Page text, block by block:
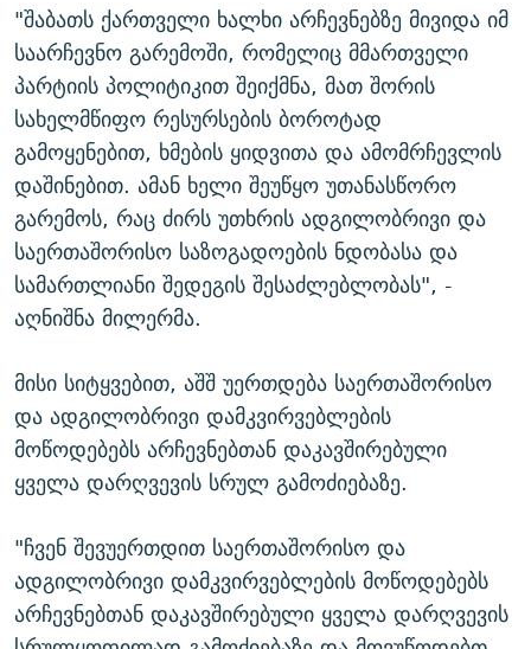
"შაბათს ქართველი ხალხი არჩევნებზე მივიდა იმ
საარჩევნო გარემოში, რომელიც მმართველი
პარტიის პოლიტიკით შეიქმნა, მათ შორის
სახელმწიფო რესურსების ბოროტად
გამოყენებით, ხმების ყიდვითა და ამომრჩევლის
დაშინებით. ამან ხელი შეუწყო უთანასწორო
გარემოს, რაც ძირს უთხრის ადგილობრივი და
საერთაშორისო საზოგადოების ნდობასა და
სამართლიანი შედეგის შესაძლებლობას", -
აღნიშნა მილერმა.
მისი სიტყვებით, აშშ უერთდება საერთაშორისო
და ადგილობრივი დამკვირვებლების
მოწოდებებს არჩევნებთან დაკავშირებული
ყველა დარღვევის სრულ გამოძიებაზე.
"ჩვენ შევუერთდით საერთაშორისო და
ადგილობრივი დამკვირვებლების მოწოდებებს
არჩევნებთან დაკავშირებული ყველა დარღვევის